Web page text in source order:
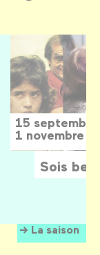
La saison
15
1 novembre
Sois